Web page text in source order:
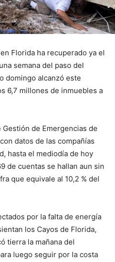
Florida ha recuperado ya el
semana del paso del
domingo alcanzó este
6,7 millones de inmuebles a
de Emergencias de
datos de las compañías
hasta el mediodía de hoy
de cuentas se hallan aun sin
que equivale al 10,2 % del
por la falta de energía
los Cayos de Florida,
tierra la mañana del
luego seguir por la costa